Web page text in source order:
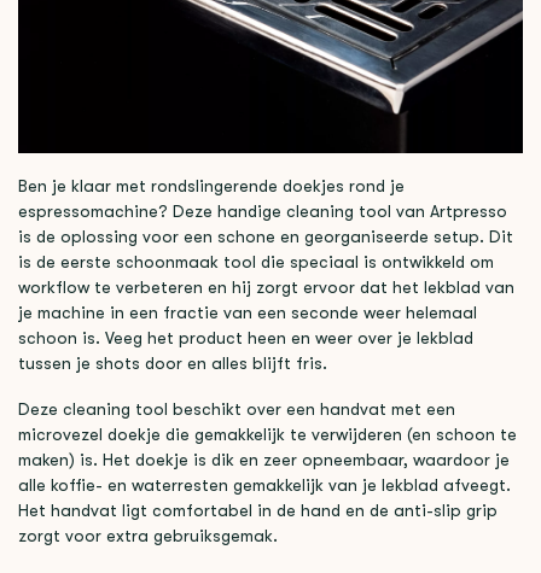
Ben je klaar met rondslingerende doekjes rond je
espressomachine? Deze handige cleaning tool van Artpresso
is de oplossing voor een schone en georganiseerde setup. Dit
is de eerste schoonmaak tool die speciaal is ontwikkeld om
workflow te verbeteren en hij zorgt ervoor dat het lekblad van
je machine in een fractie van een seconde weer helemaal
schoon is. Veeg het product heen en weer over je lekblad
tussen je shots door en alles blijft fris.
Deze cleaning tool beschikt over een handvat met een
microvezel doekje die gemakkelijk te verwijderen (en schoon te
maken) is. Het doekje is dik en zeer opneembaar, waardoor je
alle koffie- en waterresten gemakkelijk van je lekblad afveegt.
Het handvat ligt comfortabel in de hand en de anti-slip grip
zorgt voor extra gebruiksgemak.